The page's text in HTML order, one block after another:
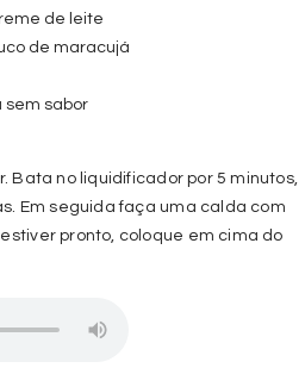
de leite
de maracujá
sem sabor
Bata no liquidificador por 5 minutos,
Em seguida faça uma calda com
pronto, coloque em cima do